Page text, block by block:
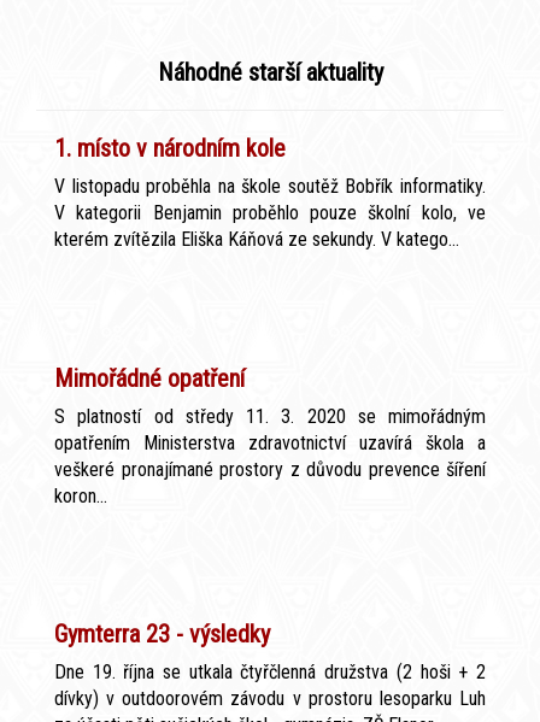
Náhodné starší aktuality
1. místo v národním kole
V listopadu proběhla na škole soutěž Bobřík informatiky.
V kategorii Benjamin proběhlo pouze školní kolo, ve
kterém zvítězila Eliška Káňová ze sekundy. V katego...
Mimořádné opatření
S platností od středy 11. 3. 2020 se mimořádným
opatřením Ministerstva zdravotnictví uzavírá škola a
veškeré pronajímané prostory z důvodu prevence šíření
koron...
Gymterra 23 - výsledky
Dne 19. října se utkala čtyřčlenná družstva (2 hoši + 2
dívky) v outdoorovém závodu v prostoru lesoparku Luh